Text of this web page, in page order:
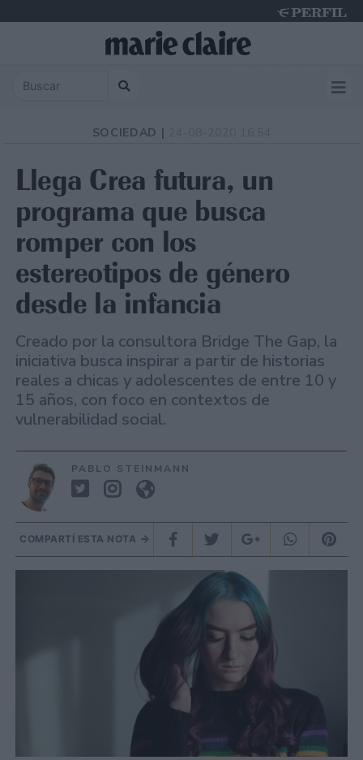
SOCIEDAD |
Llega Crea futura, un
programa que busca
romper con los
estereotipos de género
desde la infancia
Creado por la consultora Bridge The Gap, la
iniciativa busca inspirar a partir de historias
reales a chicas y adolescentes de entre 10 y
15 años, con foco en contextos de
vulnerabilidad social.
PABLO STEINMANN
COMPARTÍ ESTA NOTA